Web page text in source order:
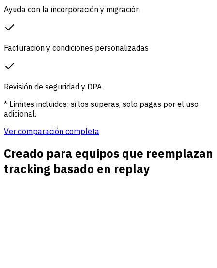
Ayuda con la incorporación y migración
Facturación y condiciones personalizadas
Revisión de seguridad y DPA
* Límites incluidos: si los superas, solo pagas por el uso
adicional.
Ver comparación completa
Creado para equipos que reemplazan
tracking basado en replay
Contexto de recorrido sin video